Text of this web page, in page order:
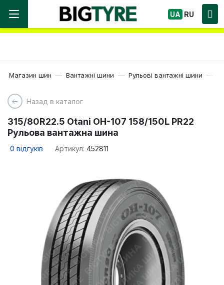
Ми працюємо! Великий вибір Шин, швидка
доставка по Україні!
UA RU
Магазин шин Вантажні шини Рульові вантажні шини
Назад в каталог
315/80R22.5 Otani OH-107 158/150L PR22
Рульова вантажна шина
0 відгуків Артикул: 452811